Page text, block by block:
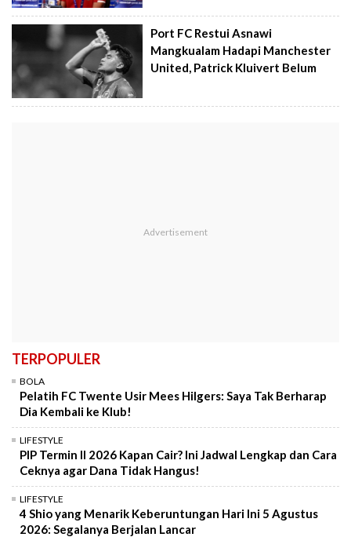
Port FC Restui Asnawi
Mangkualam Hadapi Manchester
United, Patrick Kluivert Belum
TERPOPULER
BOLA
Pelatih FC Twente Usir Mees Hilgers: Saya Tak Berharap
Dia Kembali ke Klub!
LIFESTYLE
PIP Termin II 2026 Kapan Cair? Ini Jadwal Lengkap dan Cara
Ceknya agar Dana Tidak Hangus!
LIFESTYLE
4 Shio yang Menarik Keberuntungan Hari Ini 5 Agustus
2026: Segalanya Berjalan Lancar